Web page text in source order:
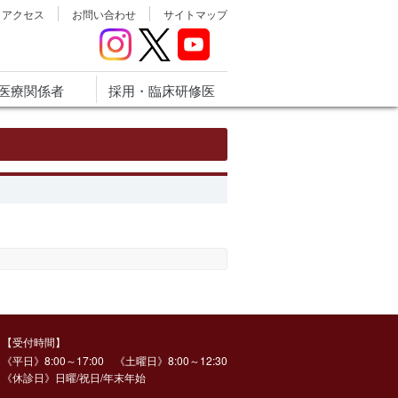
アクセス お問い合わせ サイトマップ
療関係者 採用・臨床研修医
【受付時間】
《平日》8:00～17:00 《土曜日》8:00～12:30
《休診日》日曜/祝日/年末年始